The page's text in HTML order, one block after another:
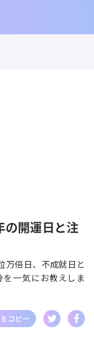
開運日と注
万倍日、不成就日と
一気にお教えしま